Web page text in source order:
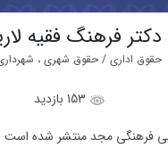
دکتر فرهنگ فقیه
حقوق اداری / حقوق شهری ،
فرهنگی مجد منتشر شده است